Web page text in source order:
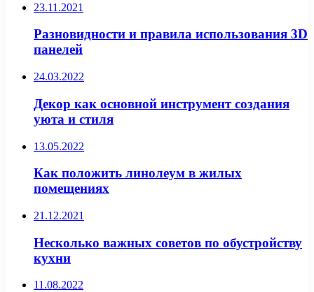
23.11.2021
Разновидности и правила использования 3D
панелей
24.03.2022
Декор как основной инструмент создания
уюта и стиля
13.05.2022
Как положить линолеум в жилых
помещениях
21.12.2021
Несколько важных советов по обустройству
кухни
11.08.2022